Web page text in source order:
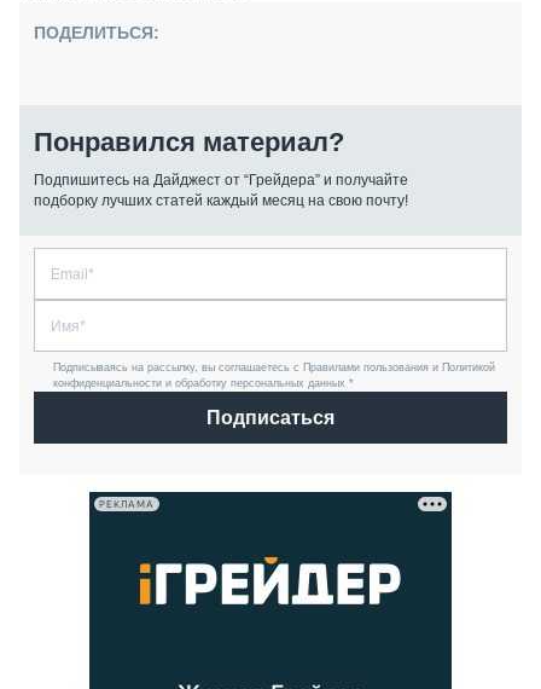
ПОДЕЛИТЬСЯ:
Понравился материал?
Подпишитесь на Дайджест от “Грейдера” и получайте
подборку лучших статей каждый месяц на свою почту!
Подписываясь на рассылку, вы соглашаетесь с Правилами пользования и Политикой
конфиденциальности и обработку персональных данных *
Подписаться
РЕКЛАМА